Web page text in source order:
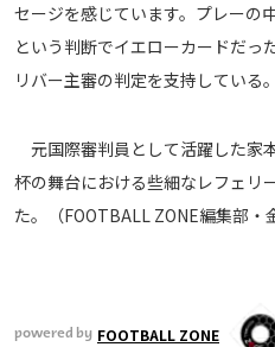
セージを感じています。プレーの
という判断でイエローカードだっ
リバー主審の判定を支持している。
元国際審判員として活躍した家
杯の舞台における些細なレフェリ
た。（FOOTBALL ZONE編集部・
powered by FOOTBALL ZONE